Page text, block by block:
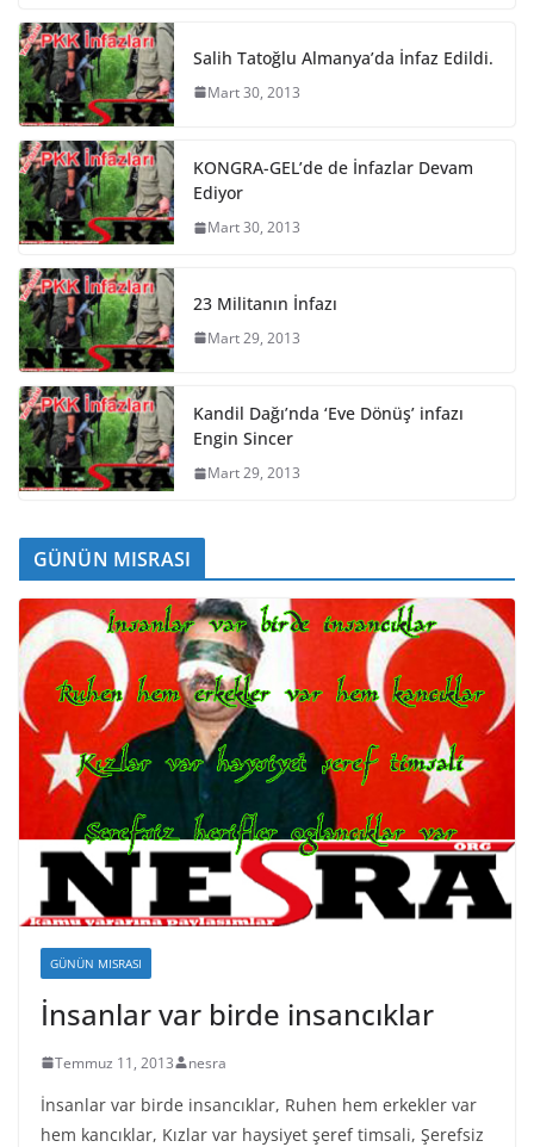
Salih Tatoğlu Almanya’da İnfaz Edildi.
Mart 30, 2013
KONGRA-GEL’de de İnfazlar Devam
Ediyor
Mart 30, 2013
23 Militanın İnfazı
Mart 29, 2013
Kandil Dağı’nda ‘Eve Dönüş’ infazı
Engin Sincer
Mart 29, 2013
GÜNÜN MISRASI
GÜNÜN MISRASI
İnsanlar var birde insancıklar
Temmuz 11, 2013 nesra
İnsanlar var birde insancıklar, Ruhen hem erkekler var
hem kancıklar, Kızlar var haysiyet şeref timsali, Şerefsiz